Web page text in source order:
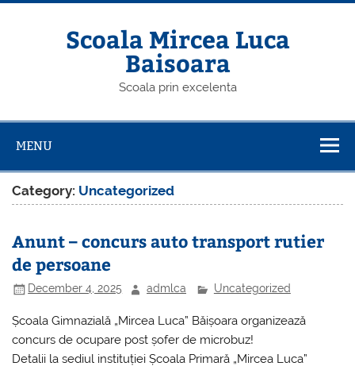
Skip
Scoala Mircea Luca
Baisoara
Scoala prin excelenta
MENU
Category: Uncategorized
Anunt – concurs auto transport rutier
de persoane
December 4, 2025 admlca Uncategorized
Școala Gimnazială „Mircea Luca” Băișoara organizează
concurs de ocupare post șofer de microbuz!
Detalii la sediul instituției Școala Primară „Mircea Luca”